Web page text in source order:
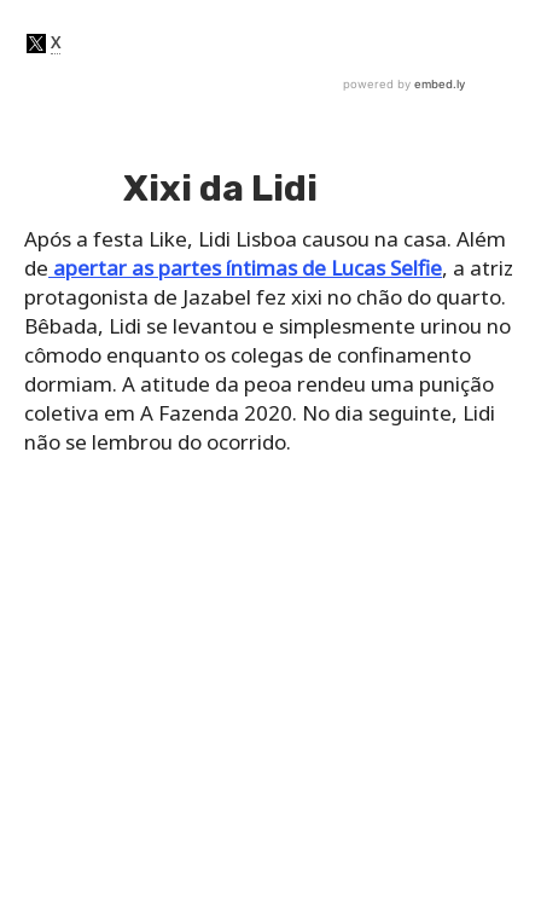
Xixi da Lidi
Após a festa Like, Lidi Lisboa causou na casa. Além
de apertar as partes íntimas de Lucas Selfie, a atriz
protagonista de Jazabel fez xixi no chão do quarto.
Bêbada, Lidi se levantou e simplesmente urinou no
cômodo enquanto os colegas de confinamento
dormiam. A atitude da peoa rendeu uma punição
coletiva em A Fazenda 2020. No dia seguinte, Lidi
não se lembrou do ocorrido.